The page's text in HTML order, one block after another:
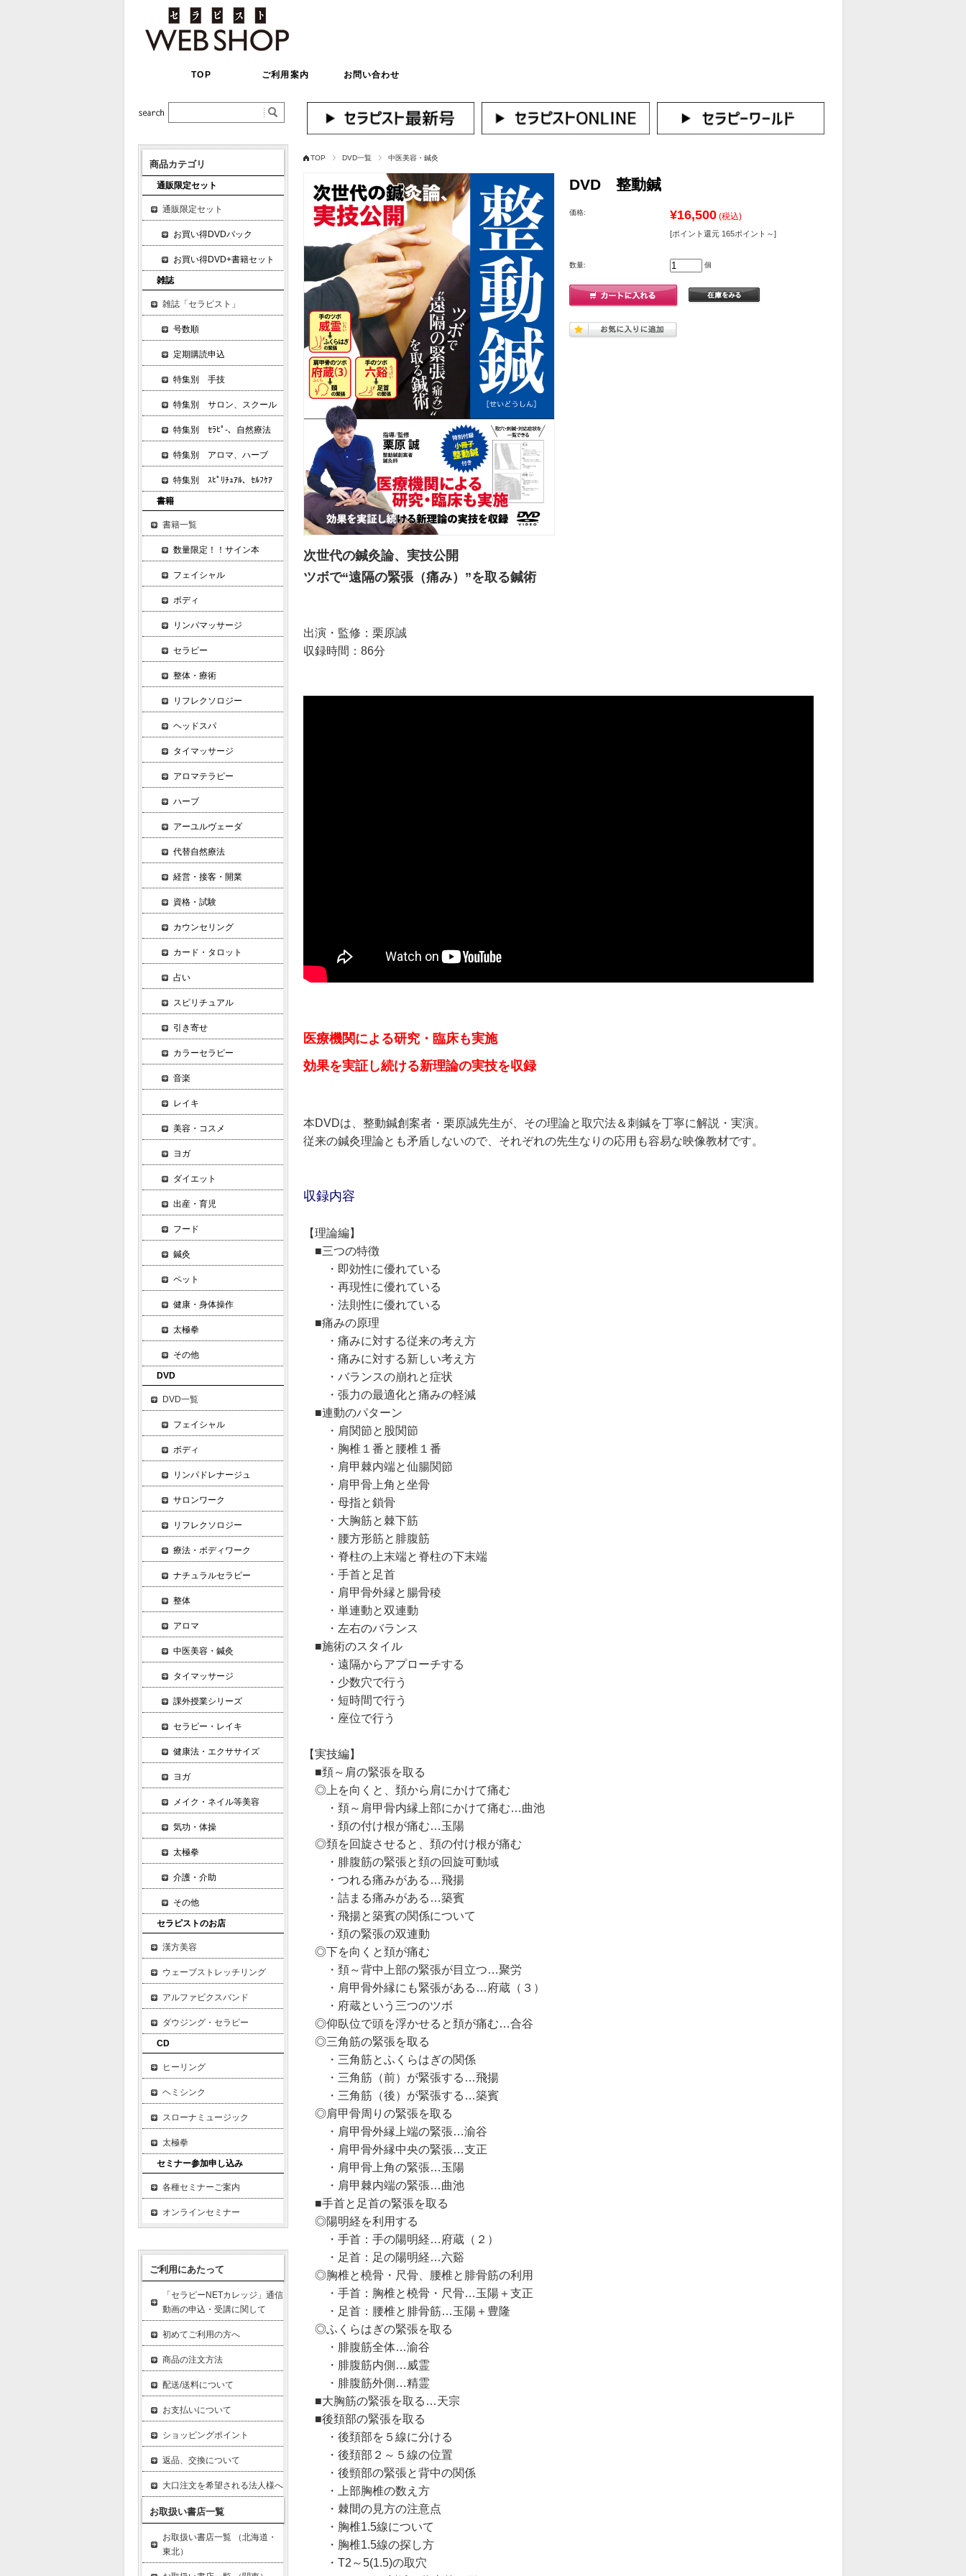
TOP ご利用案内 お問い合わせ
TOP DVD一覧 中医美容・鍼灸
DVD 整動鍼
価格: ¥16,500 (税込)
[ポイント還元 165ポイント～]
数量: 個
次世代の鍼灸論、実技公開
ツボで“遠隔の緊張（痛み）”を取る鍼術
出演・監修：栗原誠
収録時間：86分
医療機関による研究・臨床も実施
効果を実証し続ける新理論の実技を収録
本DVDは、整動鍼創案者・栗原誠先生が、その理論と取穴法＆刺鍼を丁寧に解説・実演。
従来の鍼灸理論とも矛盾しないので、それぞれの先生なりの応用も容易な映像教材です。
収録内容
【理論編】
■三つの特徴
・即効性に優れている
・再現性に優れている
・法則性に優れている
■痛みの原理
・痛みに対する従来の考え方
・痛みに対する新しい考え方
・バランスの崩れと症状
・張力の最適化と痛みの軽減
■連動のパターン
・肩関節と股関節
・胸椎１番と腰椎１番
・肩甲棘内端と仙腸関節
・肩甲骨上角と坐骨
・母指と鎖骨
・大胸筋と棘下筋
・腰方形筋と腓腹筋
・脊柱の上末端と脊柱の下末端
・手首と足首
・肩甲骨外縁と腸骨稜
・単連動と双連動
・左右のバランス
■施術のスタイル
・遠隔からアプローチする
・少数穴で行う
・短時間で行う
・座位で行う
【実技編】
■頚～肩の緊張を取る
◎上を向くと、頚から肩にかけて痛む
・頚～肩甲骨内縁上部にかけて痛む…曲池
・頚の付け根が痛む…玉陽
◎頚を回旋させると、頚の付け根が痛む
・腓腹筋の緊張と頚の回旋可動域
・つれる痛みがある…飛揚
・詰まる痛みがある…築賓
・飛揚と築賓の関係について
・頚の緊張の双連動
◎下を向くと頚が痛む
・頚～背中上部の緊張が目立つ…聚労
・肩甲骨外縁にも緊張がある…府蔵（３）
・府蔵という三つのツボ
◎仰臥位で頭を浮かせると頚が痛む…合谷
◎三角筋の緊張を取る
・三角筋とふくらはぎの関係
・三角筋（前）が緊張する…飛揚
・三角筋（後）が緊張する…築賓
◎肩甲骨周りの緊張を取る
・肩甲骨外縁上端の緊張…渝谷
・肩甲骨外縁中央の緊張…支正
・肩甲骨上角の緊張…玉陽
・肩甲棘内端の緊張…曲池
■手首と足首の緊張を取る
◎陽明経を利用する
・手首：手の陽明経…府蔵（２）
・足首：足の陽明経…六谿
◎胸椎と橈骨・尺骨、腰椎と腓骨筋の利用
・手首：胸椎と橈骨・尺骨…玉陽＋支正
・足首：腰椎と腓骨筋…玉陽＋豊隆
◎ふくらはぎの緊張を取る
・腓腹筋全体…渝谷
・腓腹筋内側…威霊
・腓腹筋外側…精霊
■大胸筋の緊張を取る…天宗
■後頚部の緊張を取る
・後頚部を５線に分ける
・後頚部２～５線の位置
・後頸部の緊張と背中の関係
・上部胸椎の数え方
・棘間の見方の注意点
・胸椎1.5線について
・胸椎1.5線の探し方
・T2～5(1.5)の取穴
商品カテゴリ
通販限定セット
通販限定セット
お買い得DVDパック
お買い得DVD+書籍セット
雑誌
雑誌「セラピスト」
号数順
定期購読申込
特集別 手技
特集別 サロン、スクール
特集別 ｾﾗﾋﾟ-、自然療法
特集別 アロマ、ハーブ
特集別 ｽﾋﾟﾘﾁｭｱﾙ、ｾﾙﾌｹｱ
書籍
書籍一覧
数量限定！！サイン本
フェイシャル
ボディ
リンパマッサージ
セラピー
整体・療術
リフレクソロジー
ヘッドスパ
タイマッサージ
アロマテラピー
ハーブ
アーユルヴェーダ
代替自然療法
経営・接客・開業
資格・試験
カウンセリング
カード・タロット
占い
スピリチュアル
引き寄せ
カラーセラピー
音楽
レイキ
美容・コスメ
ヨガ
ダイエット
出産・育児
フード
鍼灸
ペット
健康・身体操作
太極拳
その他
DVD
DVD一覧
フェイシャル
ボディ
リンパドレナージュ
サロンワーク
リフレクソロジー
療法・ボディワーク
ナチュラルセラピー
整体
アロマ
中医美容・鍼灸
タイマッサージ
課外授業シリーズ
セラピー・レイキ
健康法・エクササイズ
ヨガ
メイク・ネイル等美容
気功・体操
太極拳
介護・介助
その他
セラピストのお店
漢方美容
ウェーブストレッチリング
アルファビクスバンド
ダウジング・セラピー
CD
ヒーリング
ヘミシンク
スローナミュージック
太極拳
セミナー参加申し込み
各種セミナーご案内
オンラインセミナー
ご利用にあたって
「セラピーNETカレッジ」通信
動画の申込・受講に関して
初めてご利用の方へ
商品の注文方法
配送/送料について
お支払いについて
ショッピングポイント
返品、交換について
大口注文を希望される法人様へ
お取扱い書店一覧
お取扱い書店一覧 （北海道・
東北）